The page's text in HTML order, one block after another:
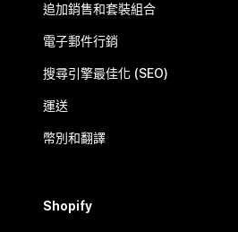
追加銷售和套裝組合
電子郵件行銷
搜尋引擎最佳化 (SEO)
運送
幣別和翻譯
Shopify